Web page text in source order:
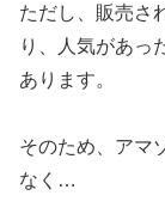
ただし、販売さ
り、人気があっ
あります。
そのため、アマ
なく…